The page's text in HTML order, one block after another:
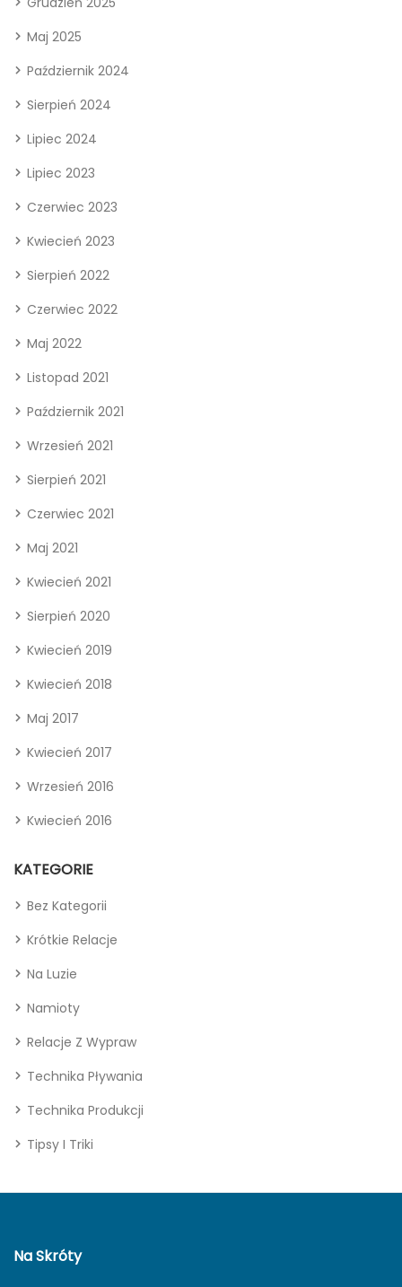
Maj 2025
Październik 2024
Sierpień 2024
Lipiec 2024
Lipiec 2023
Czerwiec 2023
Kwiecień 2023
Sierpień 2022
Czerwiec 2022
Maj 2022
Listopad 2021
Październik 2021
Wrzesień 2021
Sierpień 2021
Czerwiec 2021
Maj 2021
Kwiecień 2021
Sierpień 2020
Kwiecień 2019
Kwiecień 2018
Maj 2017
Kwiecień 2017
Wrzesień 2016
Kwiecień 2016
KATEGORIE
Bez Kategorii
Krótkie Relacje
Na Luzie
Namioty
Relacje Z Wypraw
Technika Pływania
Technika Produkcji
Tipsy I Triki
Na Skróty